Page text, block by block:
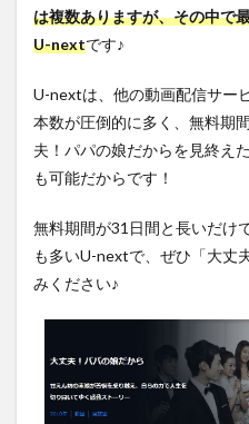
第16話
第17話
4
大丈
パパ
だか
らの
キャ
ス
スタ
5
まと
は複数ありますが、その中で
U-nextです♪
U-nextは、他の動画配信サー
本数が圧倒的に多く、無料期
夫！パパの娘だからを見終え
も可能だからです！
無料期間が31日間と長いだけ
も多いU-nextで、ぜひ「大丈
みください♪